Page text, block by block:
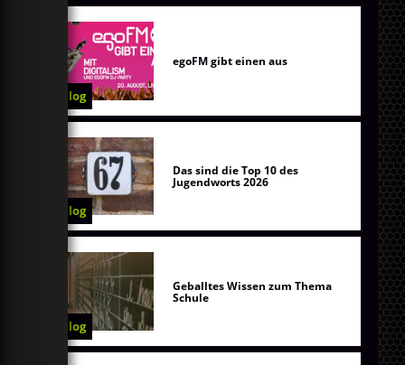
Blog
egoFM gibt einen aus
Blog
Das sind die Top 10 des
Jugendworts 2026
Blog
Geballtes Wissen zum Thema
Schule